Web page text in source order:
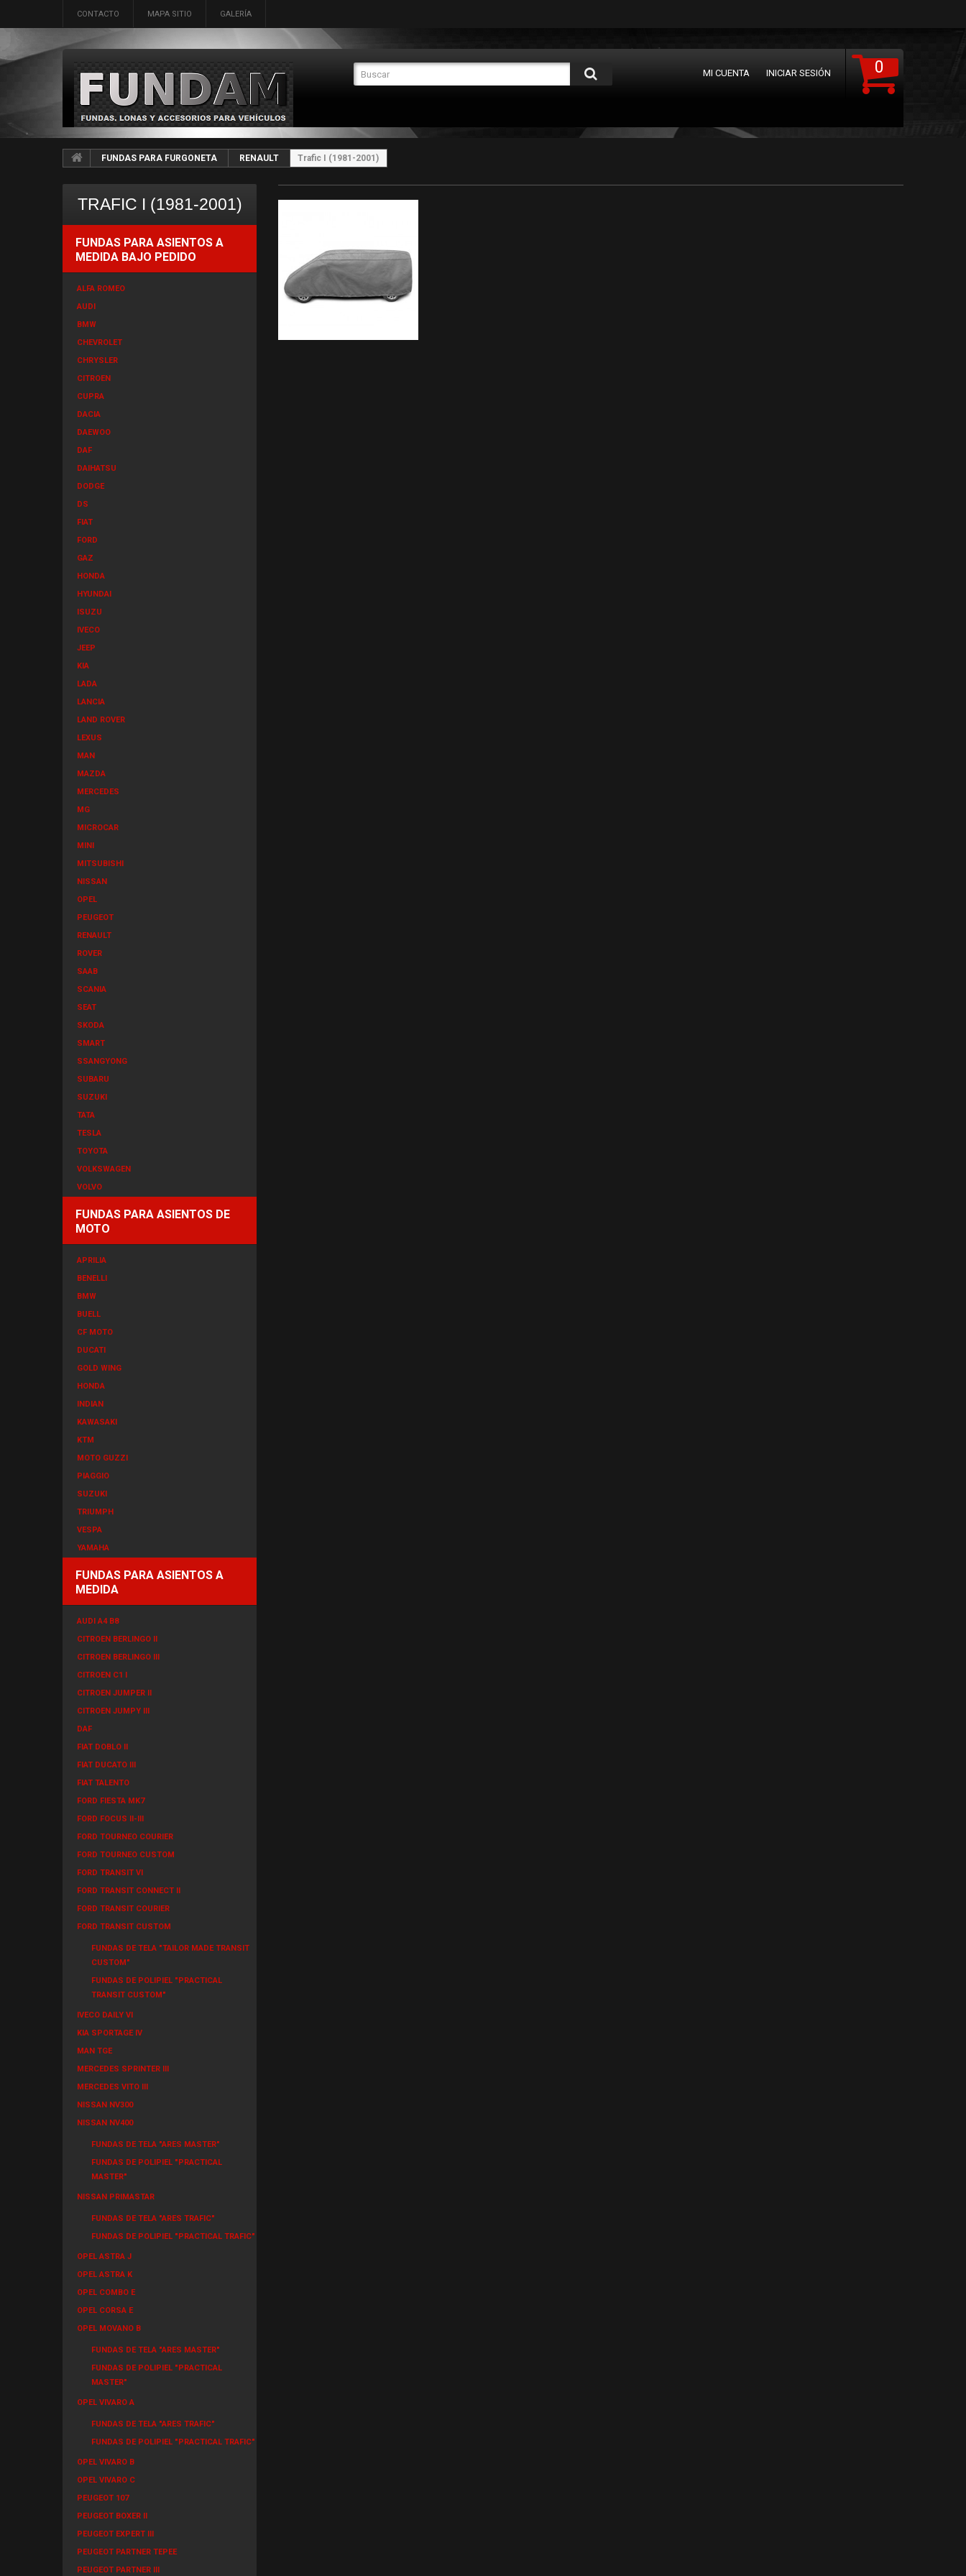
CONTACTO MAPA SITIO GALERÍA
0
MI CUENTA INICIAR SESIÓN
FUNDAS PARA FURGONETA RENAULT Trafic I (1981-2001)
TRAFIC I (1981-2001)
FUNDAS PARA ASIENTOS A
MEDIDA BAJO PEDIDO
ALFA ROMEO
AUDI
BMW
CHEVROLET
CHRYSLER
CITROEN
CUPRA
DACIA
DAEWOO
DAF
DAIHATSU
DODGE
DS
FIAT
FORD
GAZ
HONDA
HYUNDAI
ISUZU
IVECO
JEEP
KIA
LADA
LANCIA
LAND ROVER
LEXUS
MAN
MAZDA
MERCEDES
MG
MICROCAR
MINI
MITSUBISHI
NISSAN
OPEL
PEUGEOT
RENAULT
ROVER
SAAB
SCANIA
SEAT
SKODA
SMART
SSANGYONG
SUBARU
SUZUKI
TATA
TESLA
TOYOTA
VOLKSWAGEN
VOLVO
FUNDAS PARA ASIENTOS DE
MOTO
APRILIA
BENELLI
BMW
BUELL
CF MOTO
DUCATI
GOLD WING
HONDA
INDIAN
KAWASAKI
KTM
MOTO GUZZI
PIAGGIO
SUZUKI
TRIUMPH
VESPA
YAMAHA
FUNDAS PARA ASIENTOS A
MEDIDA
AUDI A4 B8
CITROEN BERLINGO II
CITROEN BERLINGO III
CITROEN C1 I
CITROEN JUMPER II
CITROEN JUMPY III
DAF
FIAT DOBLO II
FIAT DUCATO III
FIAT TALENTO
FORD FIESTA MK7
FORD FOCUS II-III
FORD TOURNEO COURIER
FORD TOURNEO CUSTOM
FORD TRANSIT VI
FORD TRANSIT CONNECT II
FORD TRANSIT COURIER
FORD TRANSIT CUSTOM
FUNDAS DE TELA "TAILOR MADE TRANSIT
CUSTOM"
FUNDAS DE POLIPIEL "PRACTICAL
TRANSIT CUSTOM"
IVECO DAILY VI
KIA SPORTAGE IV
MAN TGE
MERCEDES SPRINTER III
MERCEDES VITO III
NISSAN NV300
NISSAN NV400
FUNDAS DE TELA "ARES MASTER"
FUNDAS DE POLIPIEL "PRACTICAL
MASTER"
NISSAN PRIMASTAR
FUNDAS DE TELA "ARES TRAFIC"
FUNDAS DE POLIPIEL "PRACTICAL TRAFIC"
OPEL ASTRA J
OPEL ASTRA K
OPEL COMBO E
OPEL CORSA E
OPEL MOVANO B
FUNDAS DE TELA "ARES MASTER"
FUNDAS DE POLIPIEL "PRACTICAL
MASTER"
OPEL VIVARO A
FUNDAS DE TELA "ARES TRAFIC"
FUNDAS DE POLIPIEL "PRACTICAL TRAFIC"
OPEL VIVARO B
OPEL VIVARO C
PEUGEOT 107
PEUGEOT BOXER II
PEUGEOT EXPERT III
PEUGEOT PARTNER TEPEE
PEUGEOT PARTNER III